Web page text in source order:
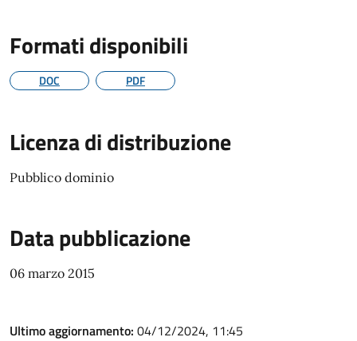
Formati disponibili
DOC PDF
Licenza di distribuzione
Pubblico dominio
Data pubblicazione
06 marzo 2015
Ultimo aggiornamento: 04/12/2024, 11:45